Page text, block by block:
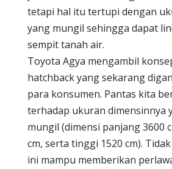
tetapi hal itu tertupi dengan
yang mungil sehingga dapat
sempit tanah air.
Toyota Agya mengambil
hatchback yang sekarang
para konsumen. Pantas kita
terhadap ukuran dimensinnya
mungil (dimensi panjang 3600
cm, serta tinggi 1520 cm).
ini mampu memberikan